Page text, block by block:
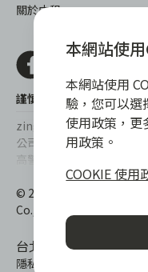
關於中租
謹慎衡量自身財務狀況，
zingala銀角零卡/仲信資
公司合作，更不會要求您
高警覺，勿受騙上當！
提醒您，消費前請審慎評
百分率區間為0%~15.9%
品或服務為準，且每一案
往來條件而有所不同，總
© 2022 仲信資融股份有
Co., Ltd. All Rights
台北市內湖區內湖路
隱私權保護政策
本網站使
本網站使用
驗，您可以選
使用政策，更
用政策。
COOKIE 使用